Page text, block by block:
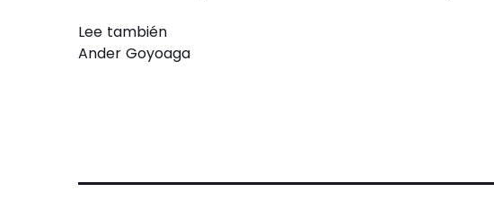
Lee también
Ander Goyoaga